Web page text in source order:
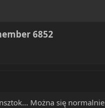
6852
Można się normalnie